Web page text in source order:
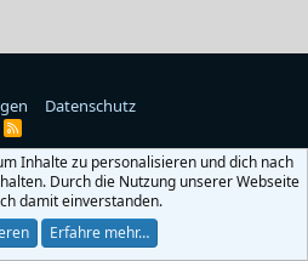
Datenschutz
R
SInhalte zu personalisieren und dich nach
Durch die Nutzung unserer Webseite
damit einverstanden.
Erfahre mehr…